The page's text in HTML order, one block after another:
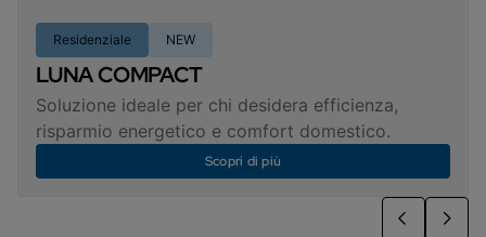
Residenziale NEW
LUNA COMPACT
Soluzione ideale per chi desidera efficienza,
risparmio energetico e comfort domestico.
Scopri di più